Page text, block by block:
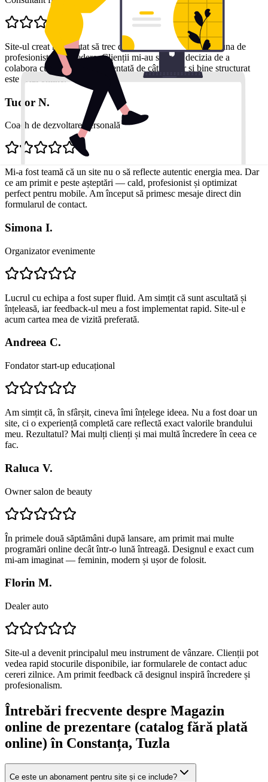
Site-ul creat m-a ajutat să trec de la o imagine generică la una de
profesionist de încredere. Clienții mi-au spus că decizia de a
colabora cu mine a fost influențată de cât de clar și bine structurat
este totul online.
Tudor N.
Coach de dezvoltare personală
Mi-a fost teamă că un site nu o să reflecte autentic energia mea. Dar
ce am primit e peste așteptări — cald, profesionist și optimizat
perfect pentru mobile. Am început să primesc mesaje direct din
formularul de contact.
Simona I.
Organizator evenimente
Lucrul cu echipa a fost super fluid. Am simțit că sunt ascultată și
înțeleasă, iar feedback-ul meu a fost implementat rapid. Site-ul e
acum cartea mea de vizită preferată.
Andreea C.
Fondator start-up educațional
Am simțit că, în sfârșit, cineva îmi înțelege ideea. Nu a fost doar un
site, ci o experiență completă care reflectă exact valorile brandului
meu. Rezultatul? Mai mulți clienți și mai multă încredere în ceea ce
fac.
Raluca V.
Owner salon de beauty
În primele două săptămâni după lansare, am primit mai multe
programări online decât într-o lună întreagă. Designul e exact cum
mi-am imaginat — feminin, modern și ușor de folosit.
Florin M.
Dealer auto
Site-ul a devenit principalul meu instrument de vânzare. Clienții pot
vedea rapid stocurile disponibile, iar formularele de contact aduc
cereri zilnice. Am primit feedback că designul inspiră încredere și
profesionalism.
Întrebări frecvente despre Magazin
online de prezentare (catalog fără plată
online) în Constanța, Tuzla
Ce este un abonament pentru site și ce include?